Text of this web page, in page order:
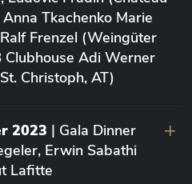
Tkachenko Marie
Frenzel (Weingüter
Clubhouse Adi Werner
Christoph, AT)
2023 | Gala Dinner
Erwin Sabathi
Lafitte